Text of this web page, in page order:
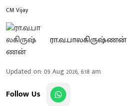
CM Vijay
ரா.வ.பாலகிருஷ்ணன்
Updated on:09 Aug 2026, 6:18 am
Follow Us